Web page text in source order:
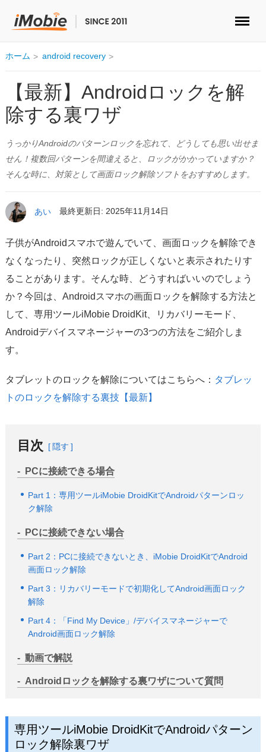
ロック解除&データ復元
データ転送
マルチメディア
便利ツール
ソリューション
ストア
ダウンロード
サポート
言語選択
ホーム android recovery
【最新】Androidロックを解
除する裏ワザ
うっかりAndroidのパターンロックを忘れて、どうしても思い出せま
せん！複数回パターンを間違えると、ロックがかかっていますか？
そんな時に、対策として画面ロック解除ソフトをおすすめします。
あい 最終更新日: 2025年11月14日
子供がAndroidスマホで遊んでいて、画面ロックを解除でき
なくなったり、突然ロックが正しくないと表示されたりす
ることがあります。そんな時、どうすればいいのでしょう
か？今回は、Androidスマホの画面ロックを解除する方法と
して、専用ツールiMobie DroidKit、リカバリーモード、
Androidデバイスマネージャーの3つの方法をご紹介しま
す。
タブレットのロックを解除についてはこちらへ： タブレッ
トのロックを解除する裏技【最新】
目次 隠す
PCに接続できる場合
Part 1：専用ツールiMobie DroidKitでAndroidパターンロッ
ク解除
PCに接続できない場合
Part 2：PCに接続できないとき、iMobie DroidKitでAndroid
画面ロック解除
Part 3：リカバリーモードで初期化してAndroid画面ロック
解除
Part 4：「Find My Device」/デバイスマネージャーで
Android画面ロック解除
動画で解説
Androidロックを解除する裏ワザについて質問
専用ツールiMobie DroidKitでAndroidパターン
ロック解除裏ワザ